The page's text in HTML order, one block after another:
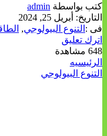
كتب بواسطة admin
التاريخ: أبريل 25, 2024
فى : التنوع البيولوجي,
اترك تعليق
648 مشاهدة
الرئيسيه
التنوع البيولوجي